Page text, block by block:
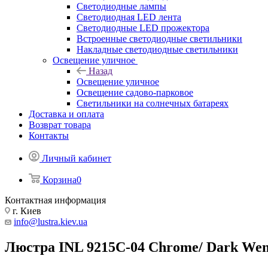
Светодиодные лампы
Светодиодная LED лента
Светодиодные LED прожектора
Встроенные светодиодные светильники
Накладные светодиодные светильники
Освещение уличное
Назад
Освещение уличное
Освещение садово-парковое
Светильники на солнечных батареях
Доставка и оплата
Возврат товара
Контакты
Личный кабинет
Корзина0
Контактная информация
г. Киев
info@lustra.kiev.ua
Люстра INL 9215C-04 Chrome/ Dark